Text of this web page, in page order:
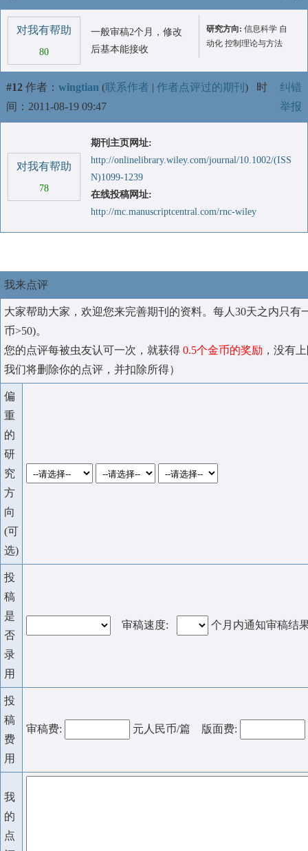
对我有帮助
80
一般审稿2个月，修改
后基本能接收
研究方向: 信息科学 自
动化 控制理论与方法
#12 作者： wingtian (联系作者 | 作者点评过的期刊 ) 时
间：2011-08-19 09:47
纠错
举报
对我有帮助
78
期刊主页网址:
http://onlinelibrary.wiley.com/journal/10.1002/(ISS
N)1099-1239
在线投稿网址:
http://mc.manuscriptcentral.com/rnc-wiley
我来点评
大家帮助大家，欢迎您来完善期刊的资料。每人30天之内只有
币>50)。
您的点评每被虫友认可一次，就获得 0.5个金币的奖励 ，没有
我们将删除你的点评，并扣除所得）
偏
重
的
研
究
方
向
(可
选)
投
稿
是
否
录
用
审稿速度: 个月内通知审稿结
投
稿
费
用
审稿费: 元人民币/篇 版面费:
我
的
点